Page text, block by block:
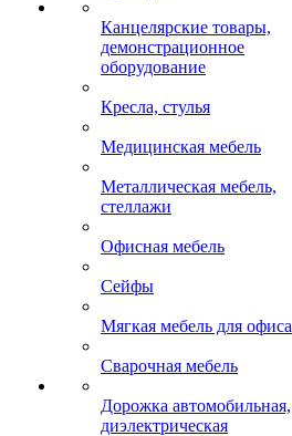
Канцелярские товары,
демонстрационное
оборудование
Кресла, стулья
Медицинская мебель
Металлическая мебель,
стеллажи
Офисная мебель
Сейфы
Мягкая мебель для офиса
Сварочная мебель
Дорожка автомобильная,
диэлектрическая